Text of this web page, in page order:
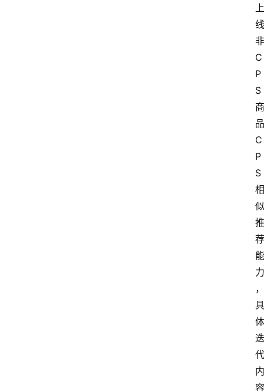
上
线
非
C
P
S
商
品
C
P
S
相
似
推
荐
能
力
，
具
体
迭
代
内
容